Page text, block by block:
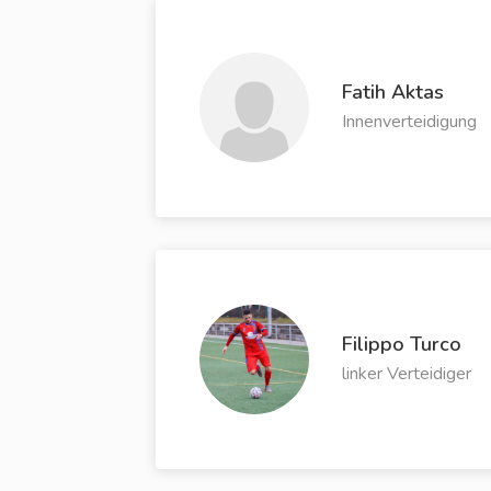
Fatih Aktas
Innenverteidigung
Filippo Turco
linker Verteidiger